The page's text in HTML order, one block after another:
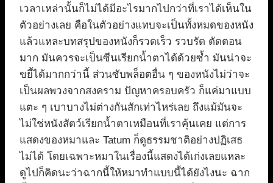
เวลาเหล่านั้นก็ไม่ได้มีอะไรมากไปกว่าที่เราได้เห็นใน
ตัวอย่างเลย คือในตัวอย่างแทบจะเป็นทั้งหมดของหนัง
แล้วแหละบทสรุปของหนังก็รวดเร็ว รวบรัด ตัดตอน
มาก มันควรจะเป็นซีนเรียกน้ำตาได้ด้วยซ้ำ มันน่าจะ
ขยี้ได้มากกว่านี้ ส่วนซับพล็อตอื่น ๆ ของหนังไม่ว่าจะ
เป็นผลพวงจากสงคราม ปัญหาครอบครัว ก็แค่มาแบบ
แตะ ๆ เบาบางไม่ต่างกันสักเท่าไหร่เลย ถึงแม้มันจะ
ไม่ใช่หนังสัตว์เรียกน้ำตาเหมือนที่เราคุ้นเคย แต่การ
แสดงของหมาและ Tatum ก็ดูธรรมชาติอย่างปฏิเสธ
ไม่ได้ โดยเฉพาะหมาในเรื่องนี้แสดงได้เก่งเลยแหละ
ดูไปก็คิดนะว่าฉากนี้ให้หมาทำแบบนี้ได้ยังไงนะ ฉาก